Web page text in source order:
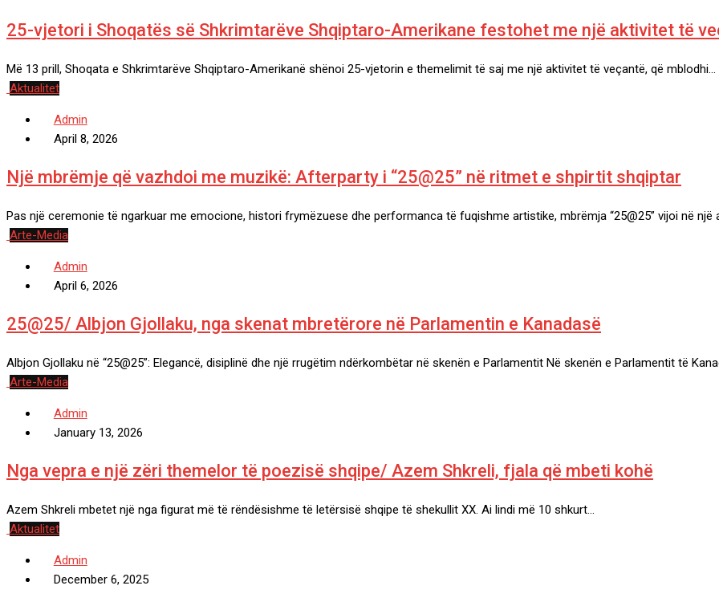
25-vjetori i Shoqatës së Shkrimtarëve Shqiptaro-Amerikane festohet me një aktivitet të
Më 13 prill, Shoqata e Shkrimtarëve Shqiptaro-Amerikanë shënoi 25-vjetorin e themelimit të saj me një aktivitet të veçantë, që mblodhi…
Aktualitet
Admin
April 8, 2026
Një mbrëmje që vazhdoi me muzikë: Afterparty i “25@25” në ritmet e shpirtit shqiptar
Pas një ceremonie të ngarkuar me emocione, histori frymëzuese dhe performanca të fuqishme artistike, mbrëmja “25@25” vijoi në
Arte-Media
Admin
April 6, 2026
25@25/ Albjon Gjollaku, nga skenat mbretërore në Parlamentin e Kanadasë
Albjon Gjollaku në “25@25”: Elegancë, disiplinë dhe një rrugëtim ndërkombëtar në skenën e Parlamentit Në skenën e Parlamentit të
Arte-Media
Admin
January 13, 2026
Nga vepra e një zëri themelor të poezisë shqipe/ Azem Shkreli, fjala që mbeti kohë
Azem Shkreli mbetet një nga figurat më të rëndësishme të letërsisë shqipe të shekullit XX. Ai lindi më 10 shkurt…
Aktualitet
Admin
December 6, 2025